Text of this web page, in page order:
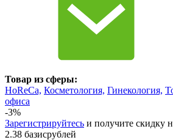
Товар из сферы:
HoReCa, Косметология, Гинекология,
офиса
-3%
Зарегистрируйтесь и получите скидку
2.38 базисрублей